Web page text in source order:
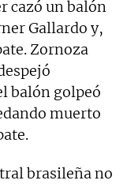
cazó un balón
Gallardo y,
Zornoza
balón golpeó
muerto
brasileña no